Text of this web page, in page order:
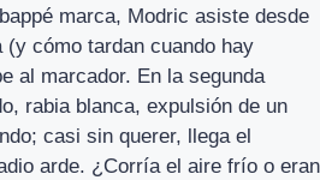
marca, Modric asiste desde
cómo tardan cuando hay
al marcador. En la segunda
rabia blanca, expulsión de un
casi sin querer, llega el
arde. ¿Corría el aire frío o eran